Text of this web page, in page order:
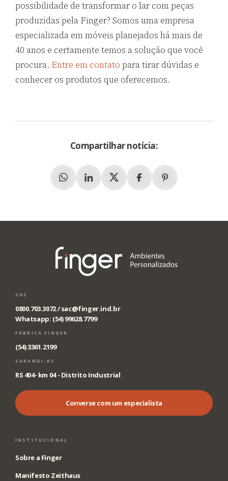
possibilidade de transformar o lar com peças
produzidas pela Finger? Somos uma empresa
especializada em móveis planejados há mais de
40 anos e certamente temos a solução que você
procura. Entre em contato para tirar dúvidas e
conhecer os produtos que oferecemos.
Compartilhar notícia:
WhatsappLinkedinX (Twitter)FacebookPinterest
SAC
0800.703.3072 /sac@finger.ind.br
Whatsapp: (54) 99628.7799
FÁBRICA FINGER
(54) 3361.2199
SARANDI-RS
RS 404- km 04 - Distrito Industrial
Converse com um especialista
INSTITUCIONAL
Sobre a Finger
Manifesto Zeithaus